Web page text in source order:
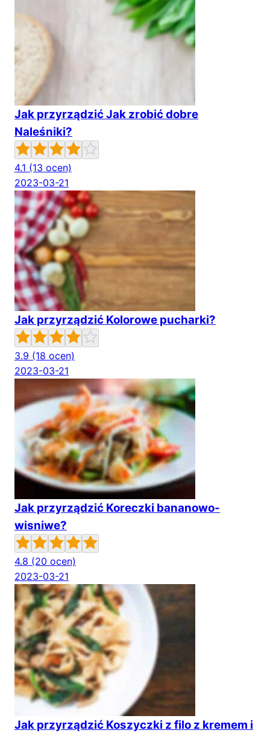
Jak przyrządzić Jak zrobić dobre
Naleśniki?
4.1 (13 ocen)
2023-03-21
Jak przyrządzić Kolorowe pucharki?
3.9 (18 ocen)
2023-03-21
Jak przyrządzić Koreczki bananowo-
wisniwe?
4.8 (20 ocen)
2023-03-21
Jak przyrządzić Koszyczki z filo z kremem i